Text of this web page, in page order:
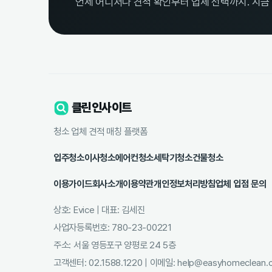
클린인사이트
청소 업체 견적 매칭 플랫폼
입주청소이사청소에어컨청소세탁기청소건물청소
이용가이드회사소개이용약관개인정보처리방침업체 입점 문의
상호: Evice | 대표: 김세진
사업자등록번호: 780-23-00221
주소: 서울 영등포구 양평로 24 5층
고객센터: 02.1588.1220 | 이메일: